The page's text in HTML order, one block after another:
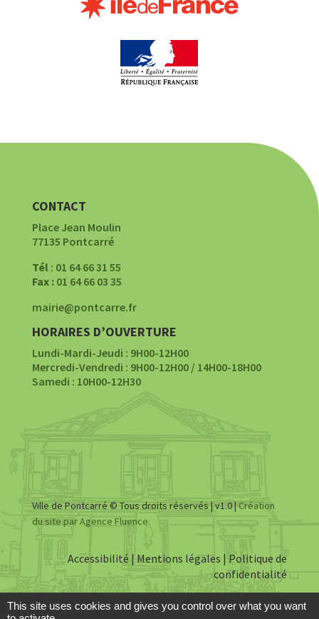
CONTACT
Place Jean Moulin
77135 Pontcarré
Tél : 01 64 66 31 55
Fax :01 64 66 03 35
mairie@pontcarre.fr
HORAIRES D’OUVERTURE
Lundi-Mardi-Jeudi : 9H00-12H00
Mercredi-Vendredi : 9H00-12H00 / 14H00-18H00
Samedi : 10H00-12H30
Ville de Pontcarré © Tous droits réservés | v1.0 | Création
du site par Agence Fluence
Accessibilité | Mentions légales | Politique de
confidentialité
This site uses cookies and gives you control over what you want